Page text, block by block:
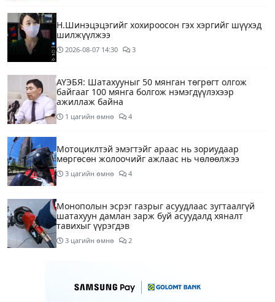
Н.Шинэцэцэгийг хохироосон гэх хэргийг шүүхэд
шилжүүлжээ
2026-08-07 14:30 3
АҮЭБЯ: Шатахууныг 50 мянган төгрөгт олгож
байгааг 100 мянга болгож нэмэгдүүлэхээр
ажиллаж байна
1 цагийн өмнө 4
Мотоциклтэй эмэгтэйг араас нь зориудаар
мөргөсөн жолоочийг ажлаас нь чөлөөлжээ
3 цагийн өмнө 4
Монополын эсрэг газрыг асуудлаас зугтаалгүй
шатахуун дамлан зарж буй асуудалд хяналт
тавихыг үүрэгдэв
3 цагийн өмнө 2
настай охиныг 7 дахь өдрөө хайж байна